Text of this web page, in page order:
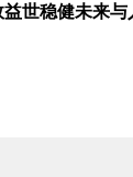
世稳健未来